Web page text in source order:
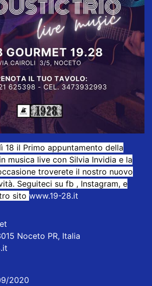
18 il Primo appuntamento della
musica live con Silvia Invidia e la
troverete il nostro nuovo
Seguiteci su fb , Instagram, e
sito www.19-28.it
Noceto PR, Italia
2020